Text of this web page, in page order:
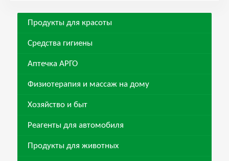
Продукты для красоты
Средства гигиены
Аптечка АРГО
Физиотерапия и массаж на дому
Хозяйство и быт
Реагенты для автомобиля
Продукты для животных